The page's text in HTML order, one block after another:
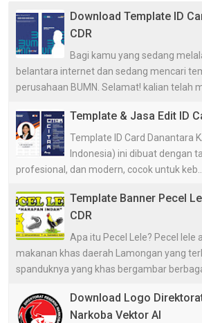
Download Template ID
CDR
Bagi kamu yang sedang
belantara internet dan sedang mencari
perusahaan BUMN. Selamat! kalian telah
Template & Jasa Edit ID
Template ID Card Danantara
Indonesia) ini dibuat dengan
profesional, dan modern, cocok untuk
Template Banner Pecel
CDR
Apa itu Pecel Lele? Pecel lele
makanan khas daerah Lamongan yang
spanduknya yang khas bergambar
Download Logo
Narkoba Vektor AI